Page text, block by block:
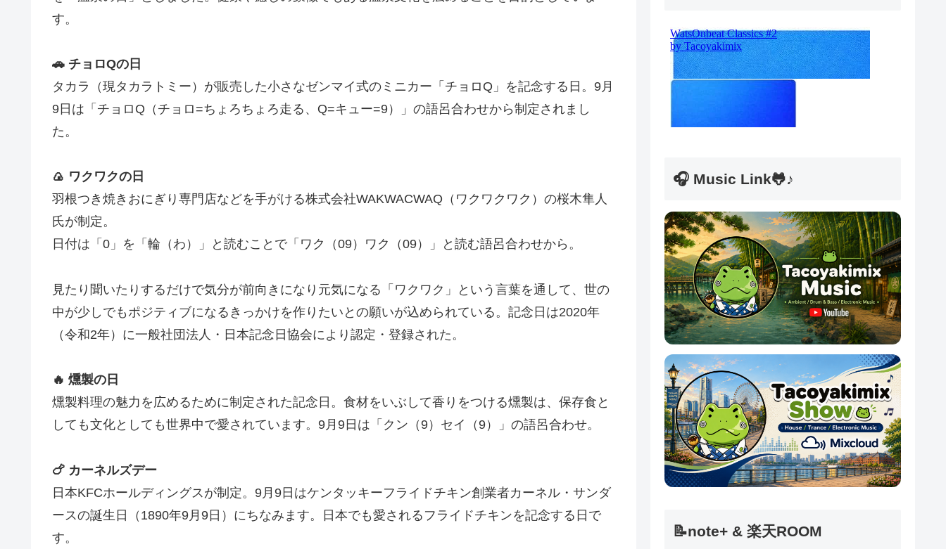
す。
🚗 チョロQの日
タカラ（現タカラトミー）が販売した小さなゼンマイ式のミニカー「チョロQ」を記念する日。9月
9日は「チョロQ（チョロ=ちょろちょろ走る、Q=キュー=9）」の語呂合わせから制定されまし
た。
🍙 ワクワクの日
羽根つき焼きおにぎり専門店などを手がける株式会社WAKWACWAQ（ワクワクワク）の桜木隼人
氏が制定。
日付は「0」を「輪（わ）」と読むことで「ワク（09）ワク（09）」と読む語呂合わせから。
見たり聞いたりするだけで気分が前向きになり元気になる「ワクワク」という言葉を通して、世の
中が少しでもポジティブになるきっかけを作りたいとの願いが込められている。記念日は2020年
（令和2年）に一般社団法人・日本記念日協会により認定・登録された。
🔥 燻製の日
燻製料理の魅力を広めるために制定された記念日。食材をいぶして香りをつける燻製は、保存食と
しても文化としても世界中で愛されています。9月9日は「クン（9）セイ（9）」の語呂合わせ。
🍗 カーネルズデー
日本KFCホールディングスが制定。9月9日はケンタッキーフライドチキン創業者カーネル・サンダ
ースの誕生日（1890年9月9日）にちなみます。日本でも愛されるフライドチキンを記念する日で
す。
🎧 Music Link🐸♪
📝note+ & 楽天ROOM